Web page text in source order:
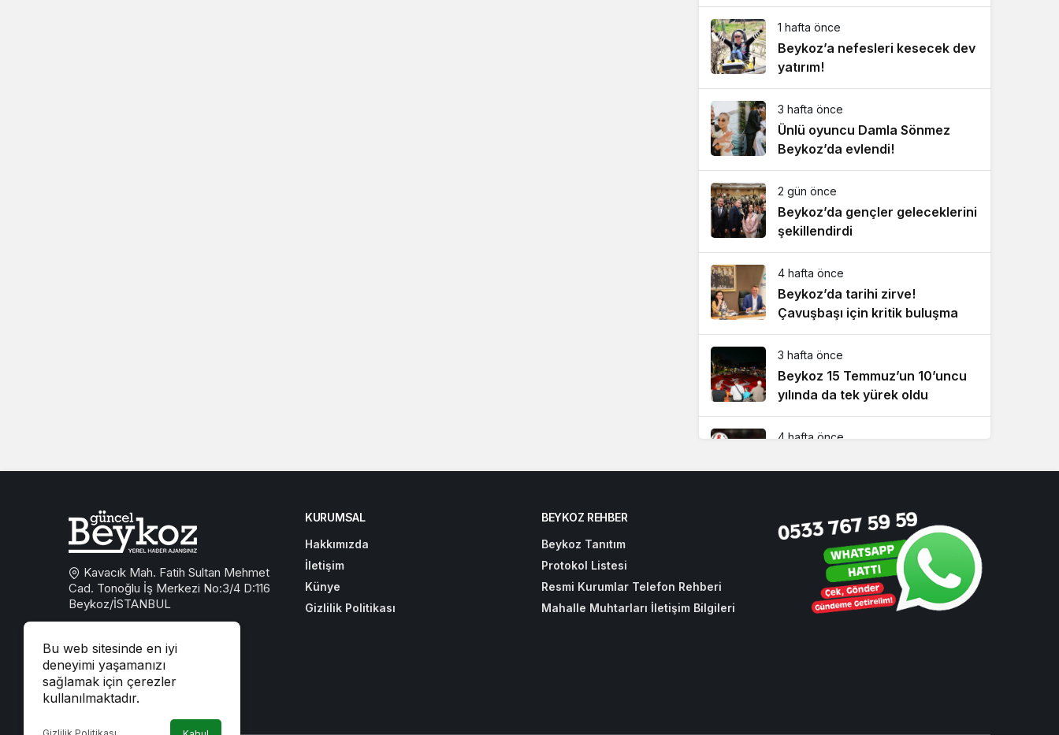
1 hafta önce
Beykoz’a nefesleri kesecek dev
yatırım!
3 hafta önce
Ünlü oyuncu Damla Sönmez
Beykoz’da evlendi!
2 gün önce
Beykoz’da gençler geleceklerini
şekillendirdi
4 hafta önce
Beykoz’da tarihi zirve!
Çavuşbaşı için kritik buluşma
3 hafta önce
Beykoz 15 Temmuz’un 10’uncu
yılında da tek yürek oldu
4 hafta önce
3 hafta önce
Beykoz Metrosuna yeni bir
durak eklendi!
Bu web sitesinde en iyi
deneyimi yaşamanızı
sağlamak için çerezler
kullanılmaktadır.
Kavacık Mah. Fatih Sultan Mehmet
Cad. Tonoğlu İş Merkezi No:3/4 D:116
Beykoz/İSTANBUL
beykozguncel@gmail.com
iletisim@beykozguncel.com
KURUMSAL
Hakkımızda
İletişim
Künye
Gizlilik Politikası
BEYKOZ REHBER
Beykoz Tanıtım
Protokol Listesi
Resmi Kurumlar Telefon Rehberi
Mahalle Muhtarları İletişim Bilgileri